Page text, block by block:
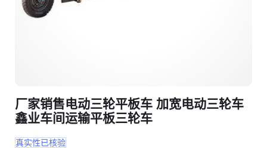
厂家销售电动三轮平板车 加宽电动三轮车
鑫业车间运输平板三轮车
真实性已核验